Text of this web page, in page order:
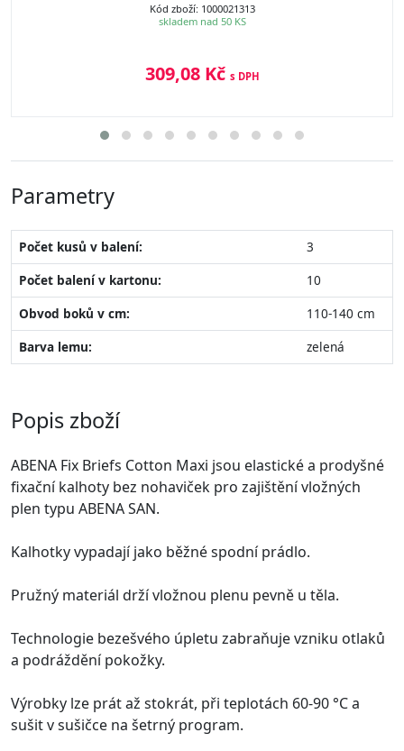
Kód zboží: 1000021313
skladem nad 50 KS
309,08 Kč s DPH
Parametry
Počet kusů v balení:
3
Počet balení v kartonu:
10
Obvod boků v cm:
110-140 cm
Barva lemu:
zelená
Popis zboží
ABENA Fix Briefs Cotton Maxi jsou elastické a prodyšné
fixační kalhoty bez nohaviček pro zajištění vložných
plen typu ABENA SAN.
Kalhotky vypadají jako běžné spodní prádlo.
Pružný materiál drží vložnou plenu pevně u těla.
Technologie bezešvého úpletu zabraňuje vzniku otlaků
a podráždění pokožky.
Výrobky lze prát až stokrát, při teplotách 60-90 °C a
sušit v sušičce na šetrný program.